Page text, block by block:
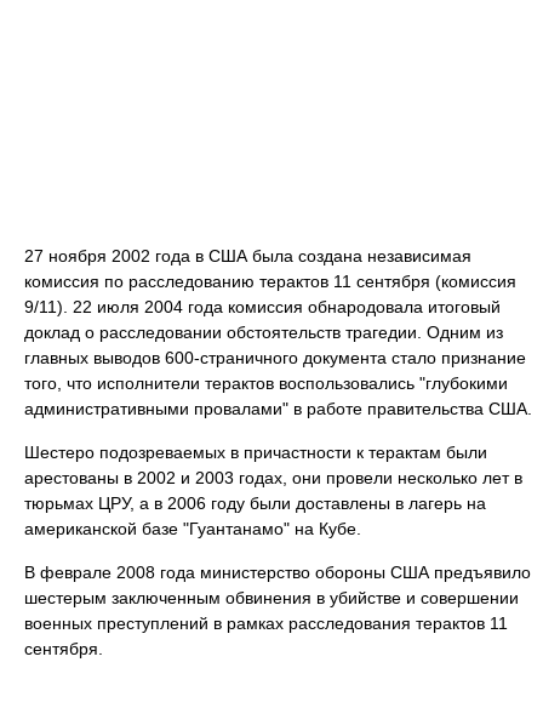
27 ноября 2002 года в США была создана независимая
комиссия по расследованию терактов 11 сентября (комиссия
9/11). 22 июля 2004 года комиссия обнародовала итоговый
доклад о расследовании обстоятельств трагедии. Одним из
главных выводов 600-страничного документа стало признание
того, что исполнители терактов воспользовались "глубокими
административными провалами" в работе правительства США.
Шестеро подозреваемых в причастности к терактам были
арестованы в 2002 и 2003 годах, они провели несколько лет в
тюрьмах ЦРУ, а в 2006 году были доставлены в лагерь на
американской базе "Гуантанамо" на Кубе.
В феврале 2008 года министерство обороны США предъявило
шестерым заключенным обвинения в убийстве и совершении
военных преступлений в рамках расследования терактов 11
сентября.